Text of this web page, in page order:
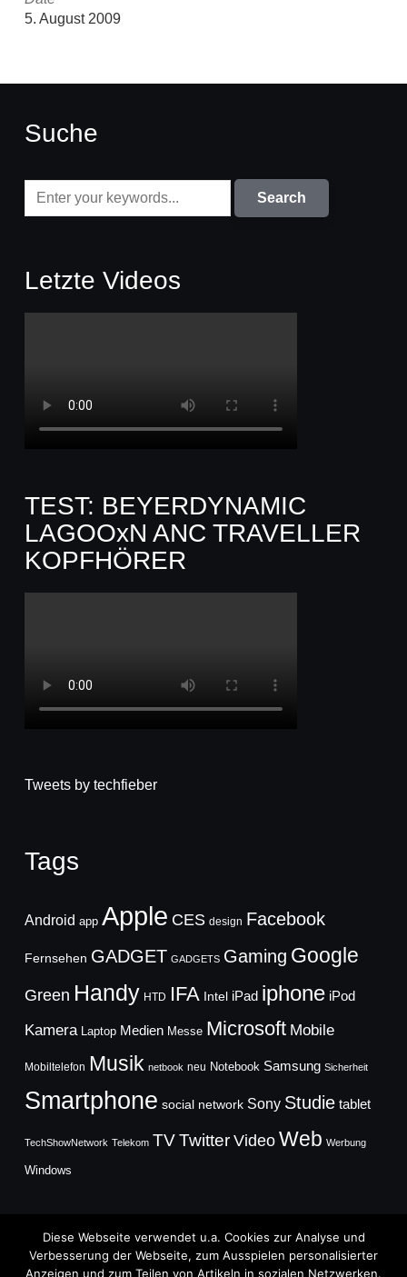
5. August 2009
Suche
Letzte Videos
TEST: BEYERDYNAMIC
LAGOOxN ANC TRAVELLER
KOPFHÖRER
Tweets by techfieber
Tags
Android app Apple CES design Facebook
Fernsehen GADGET GADGETS Gaming Google
Green Handy HTD IFA Intel iPad iphone iPod
Kamera Laptop Medien Messe Microsoft Mobile
Mobiltelefon Musik netbook neu Notebook Samsung Sicherheit
Smartphone social network Sony Studie tablet
TechShowNetwork Telekom TVTwitter Video Web Werbung
Windows
Diese Webseite verwendet u.a. Cookies zur Analyse und
Verbesserung der Webseite, zum Ausspielen personalisierter
Anzeigen und zum Teilen von Artikeln in sozialen Netzwerken.